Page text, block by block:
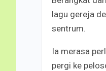
lagu gereja
sentrum.
Ia merasa
pergi ke